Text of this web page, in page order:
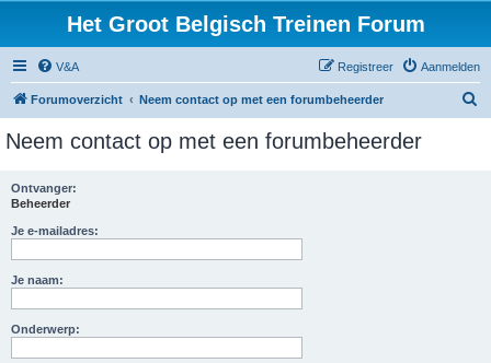
Het Groot Belgisch Treinen Forum
V&A Aanmelden
Registreer
Forumoverzicht Neem contact op met een forumbeheerder
Neem contact op met een forumbeheerder
Ontvanger:
Beheerder
Je e-mailadres:
Je naam:
Onderwerp: